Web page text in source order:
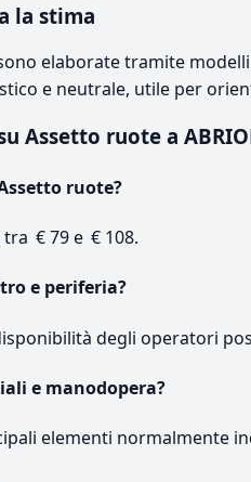
la stima
elaborate tramite
e neutrale, utile per
Assetto ruote a
ruote?
€ 79 e € 108.
e periferia?
degli operatori
e manodopera?
elementi normalmente